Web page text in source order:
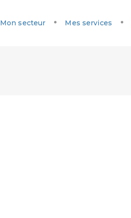
Mon secteur Mes services